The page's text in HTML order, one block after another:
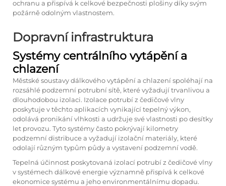
ochranu a přispívá k celkové bezpečnosti plošiny díky svým
požárně odolným vlastnostem.
Dopravní infrastruktura
Systémy centrálního vytápění a
chlazení
Městské soustavy dálkového vytápění a chlazení spoléhají na
rozsáhlé podzemní potrubní sítě, které vyžadují trvanlivou a
dlouhodobou izolaci. Izolace potrubí z čedičové vlny
poskytuje v těchto aplikacích vynikající tepelný výkon,
odolává pronikání vlhkosti a udržuje své vlastnosti po desítky
let provozu. Tyto systémy často pokrývají kilometry
podzemní distribuce a vyžadují izolační materiály, které
odolají různým typům půdy a vystavení podzemní vodě.
Tepelná účinnost poskytovaná izolací potrubí z čedičové vlny
v systémech dálkové energie významně přispívá k celkové
ekonomice systému a jeho environmentálnímu dopadu.